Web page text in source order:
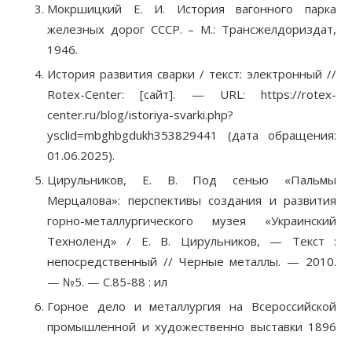
Мокршицкий Е. И. История вагонного парка
железных дорог СССР. – М.: Трансжелдориздат,
1946.
История развития сварки / текст: электронный //
Rotex-Center: [сайт]. — URL: https://rotex-
center.ru/blog/istoriya-svarki.php?
ysclid=mbghbgdukh353829441 (дата обращения:
01.06.2025).
Цирульников, Е. В. Под сенью «Пальмы
Мерцалова»: перспективы создания и развития
горно-металлургического музея «Украинский
Техноленд» / Е. В. Цирульников, — Текст :
непосредственный // Черные металлы. — 2010.
— №5. — С.85-88 : ил
Горное дело и металлургия на Всероссийской
промышленной и художественно выставки 1896